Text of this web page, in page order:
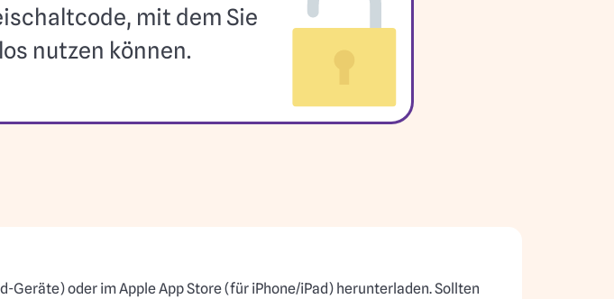
mit dem Sie
nutzen können.
oder im Apple App Store (für iPhone/iPad) herunterladen. Sollten